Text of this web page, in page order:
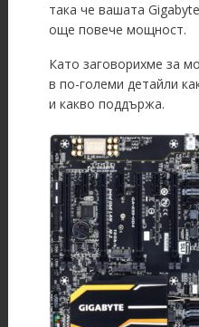
така че вашата
още повече мощност.
Като заговорихме за
в по-големи детайли
и какво поддържа.